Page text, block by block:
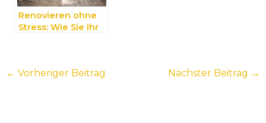
Renovieren ohne
Stress: Wie Sie Ihr
← Vorheriger Beitrag Nächster Beitrag →